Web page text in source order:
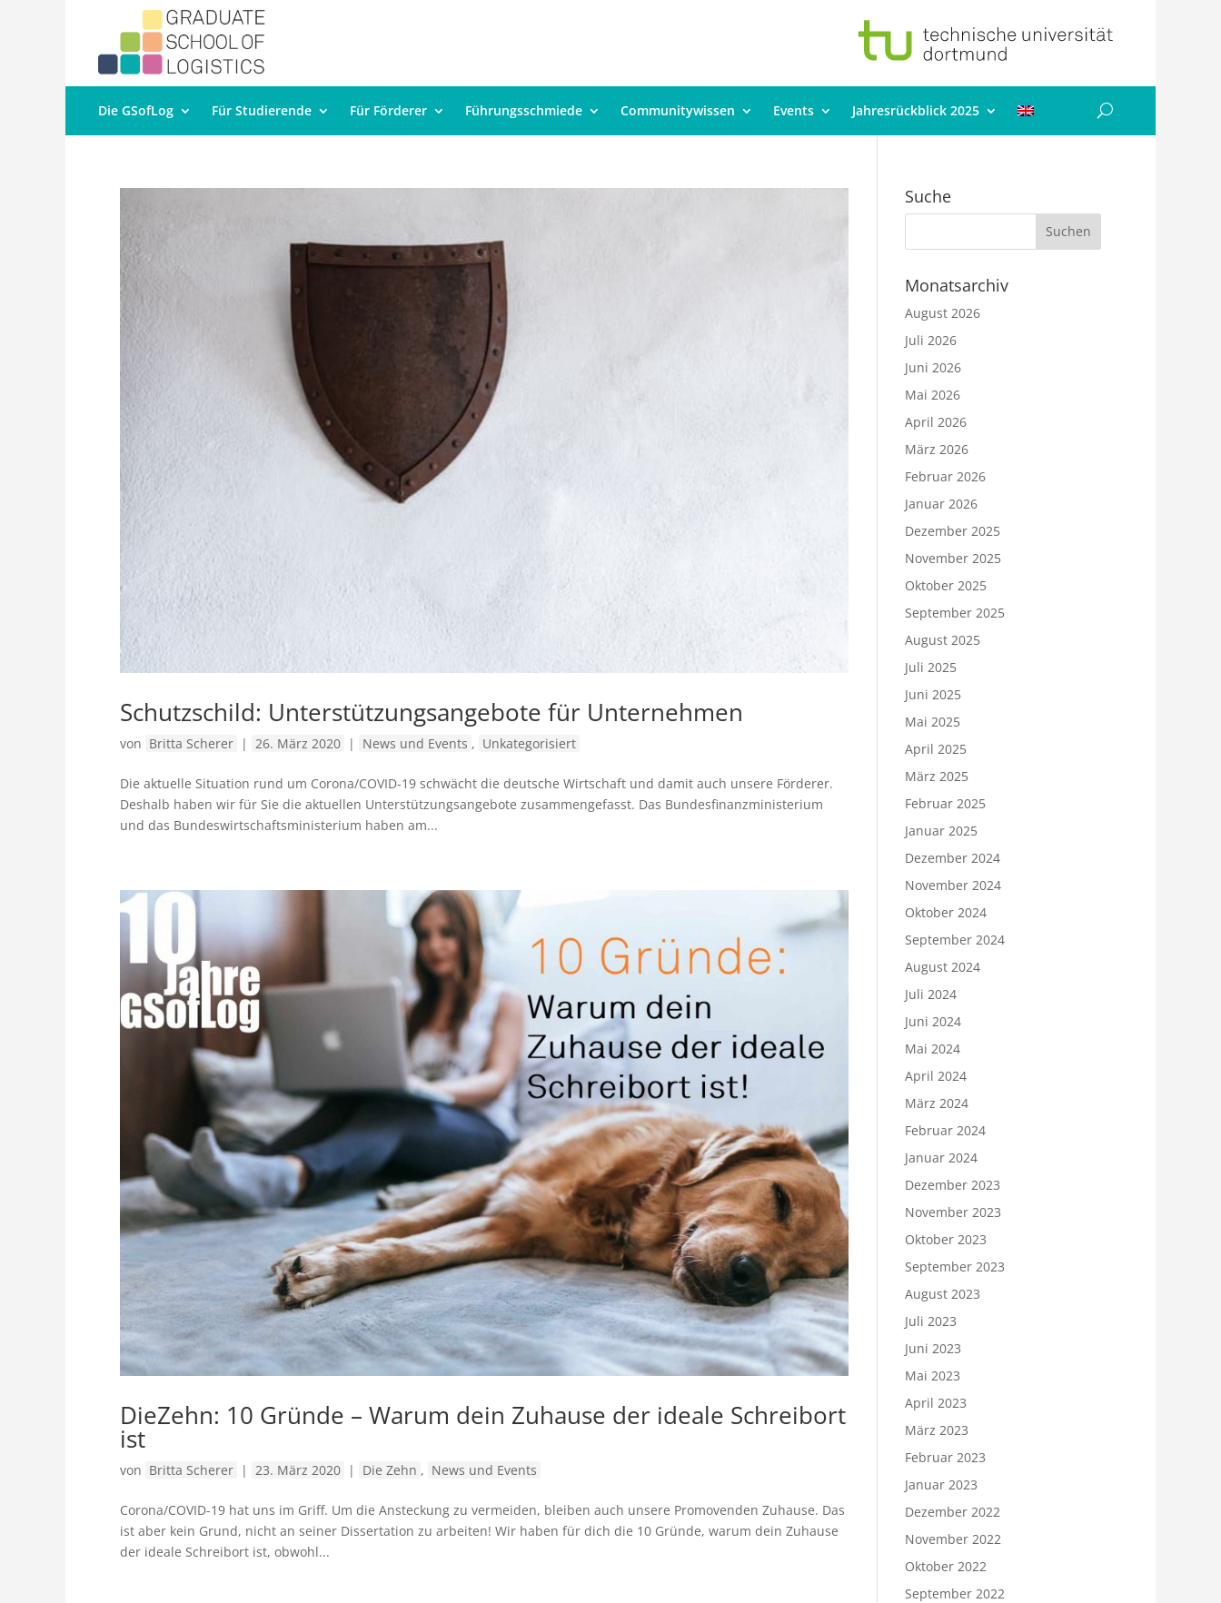
Die GSofLog Für Studierende Für Förderer Führungsschmiede Communitywissen Events Jahresrückblick 2025
Schutzschild: Unterstützungsangebote für Unternehmen
von Britta Scherer | 26. März 2020 | News und Events , Unkategorisiert
Die aktuelle Situation rund um Corona/COVID-19 schwächt die deutsche Wirtschaft und damit auch unsere Förderer.
Deshalb haben wir für Sie die aktuellen Unterstützungsangebote zusammengefasst. Das Bundesfinanzministerium
und das Bundeswirtschaftsministerium haben am...
DieZehn: 10 Gründe – Warum dein Zuhause der ideale Schreibort
ist
von Britta Scherer | 23. März 2020 | Die Zehn , News und Events
Corona/COVID-19 hat uns im Griff. Um die Ansteckung zu vermeiden, bleiben auch unsere Promovenden Zuhause. Das
ist aber kein Grund, nicht an seiner Dissertation zu arbeiten! Wir haben für dich die 10 Gründe, warum dein Zuhause
der ideale Schreibort ist, obwohl...
Suche
Monatsarchiv
August 2026
Juli 2026
Juni 2026
Mai 2026
April 2026
März 2026
Februar 2026
Januar 2026
Dezember 2025
November 2025
Oktober 2025
September 2025
August 2025
Juli 2025
Juni 2025
Mai 2025
April 2025
März 2025
Februar 2025
Januar 2025
Dezember 2024
November 2024
Oktober 2024
September 2024
August 2024
Juli 2024
Juni 2024
Mai 2024
April 2024
März 2024
Februar 2024
Januar 2024
Dezember 2023
November 2023
Oktober 2023
September 2023
August 2023
Juli 2023
Juni 2023
Mai 2023
April 2023
März 2023
Februar 2023
Januar 2023
Dezember 2022
November 2022
Oktober 2022
September 2022